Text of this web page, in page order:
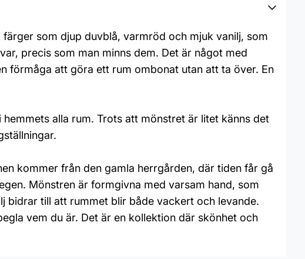
som djup duvblå, varmröd och mjuk vanilj, som
precis som man minns dem. Det är något med
förmåga att göra ett rum ombonat utan att ta över. En
alla rum. Trots att mönstret är litet känns det
kommer från den gamla herrgården, där tiden får gå
Mönstren är formgivna med varsam hand, som
bidrar till att rummet blir både vackert och levande.
vem du är. Det är en kollektion där skönhet och